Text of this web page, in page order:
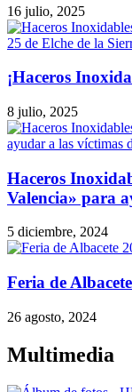
16 julio, 2025
¡Haceros
8 julio, 2025
Haceros
Valencia» para
5 diciembre, 2024
Feria de
26 agosto, 2024
Multimedia